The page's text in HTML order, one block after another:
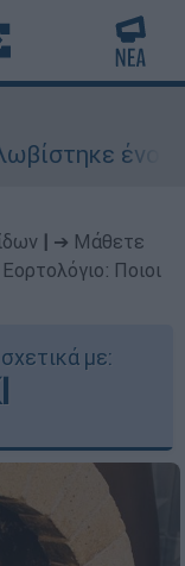
➔ Μάθετε
Ποιοι
με: